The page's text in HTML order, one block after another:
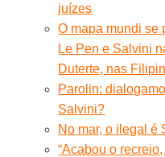
juízes
O mapa mundi se
Le Pen e Salvini
Duterte, nas
Parolin:
Salvini?
No mar, o ilegal é
“Acabou o